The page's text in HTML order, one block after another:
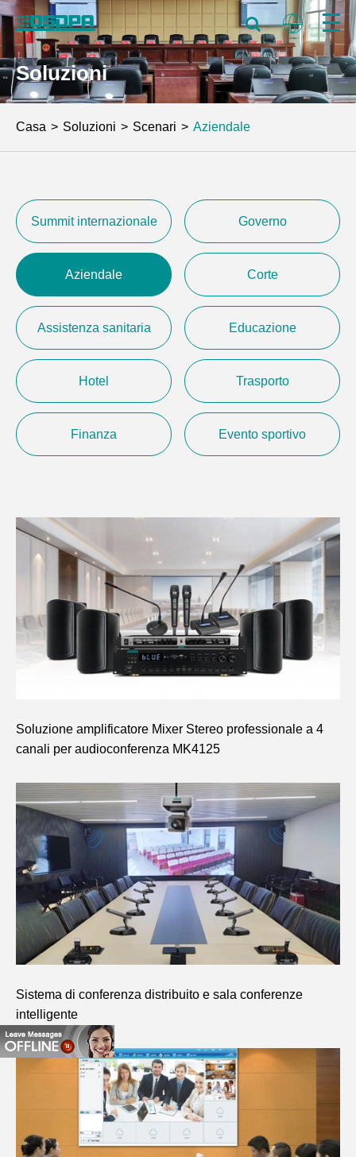
Soluzioni
Casa Soluzioni Scenari Aziendale
Summit internazionale Governo
Aziendale Corte
Assistenza sanitaria Educazione
Hotel Trasporto
Finanza Evento sportivo
Soluzione amplificatore Mixer Stereo professionale a 4
canali per audioconferenza MK4125
Sistema di conferenza distribuito e sala conferenze
intelligente